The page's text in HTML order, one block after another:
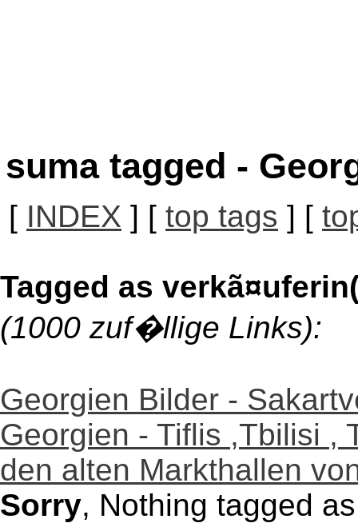
suma tagged -
[ INDEX ] [ top tags ] [
Tagged as
(1000 zuf�llige Links):
Georgien Bilder -
Georgien - Tiflis ,Tbilisi ,
den alten Markthallen
Sorry, Nothing tagged